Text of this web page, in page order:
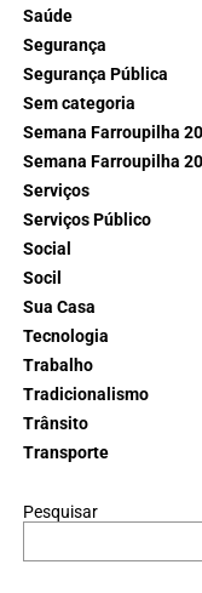
Saúde
Segurança
Segurança Pública
Sem categoria
Semana Farroupilha
Semana Farroupilha
Serviços
Serviços Público
Social
Socil
Sua Casa
Tecnologia
Trabalho
Tradicionalismo
Trânsito
Transporte
Pesquisar